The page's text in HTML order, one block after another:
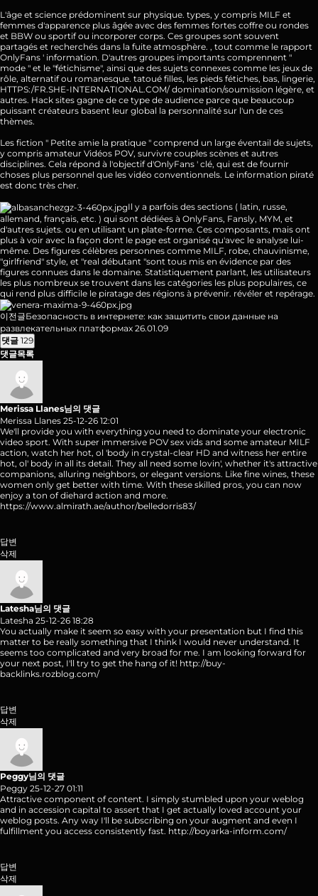
L'âge et science prédominent sur physique. types, y compris MILF et
femmes d'apparence plus âgée avec des femmes fortes coffre ou rondes
et BBW ou sportif ou incorporer corps. Ces groupes sont souvent
partagés et recherchés dans la fuite atmosphère. , tout comme le rapport
OnlyFans ' information. D'autres groupes importants comprennent "
mode " et le "fétichisme", ainsi que des sujets connexes comme les jeux de
rôle, alternatif ou romanesque. tatoué filles, les pieds fétiches, bas, lingerie,
HTTPS:/FR.SHE-INTERNATIONAL.COM/domination/soumission légère, et
autres. Hack sites gagne de ce type de audience parce que beaucoup
puissant créateurs basent leur global la personnalité sur l'un de ces
thèmes.
Les fiction " Petite amie la pratique " comprend un large éventail de sujets,
y compris amateur Vidéos POV, survivre couples scènes et autres
disciplines. Cela répond à l'objectif d'OnlyFans ' clé, qui est de fournir
choses plus personnel que les vidéo conventionnels. Le information piraté
est donc très cher.
Il y a parfois des sections ( latin, russe,
allemand, français, etc. ) qui sont dédiées à OnlyFans, Fansly, MYM, et
d'autres sujets. ou en utilisant un plate-forme. Ces composants, mais ont
plus à voir avec la façon dont le page est organisé qu'avec le analyse lui-
même. Des figures célèbres personnes comme MILF, robe, chauvinisme,
"girlfriend" style, et "real débutant "sont tous mis en évidence par des
figures connues dans le domaine. Statistiquement parlant, les utilisateurs
les plus nombreux se trouvent dans les catégories les plus populaires, ce
qui rend plus difficile le piratage des régions à prévenir. révéler et repérage.
이전글Безопасность в интернете: как защитить свои данные на
развлекательных платформах 26.01.09
댓글 129
댓글목록
Merissa Llanes님의 댓글
Merissa Llanes 25-12-26 12:01
We'll provide you with everything you need to dominate your electronic
video sport. With super immersive POV sex vids and some amateur MILF
action, watch her hot, ol 'body in crystal-clear HD and witness her entire
hot, ol' body in all its detail. They all need some lovin', whether it's attractive
companions, alluring neighbors, or elegant versions. Like fine wines, these
women only get better with time. With these skilled pros, you can now
enjoy a ton of diehard action and more.
https://www.almirath.ae/author/belledorris83/
답변
삭제
Latesha님의 댓글
Latesha 25-12-26 18:28
You actually make it seem so easy with your presentation but I find this
matter to be really something that I think I would never understand. It
seems too complicated and very broad for me. I am looking forward for
your next post, I'll try to get the hang of it! http://buy-
backlinks.rozblog.com/
답변
삭제
Peggy님의 댓글
Peggy 25-12-27 01:11
Attractive component of content. I simply stumbled upon your weblog
and in accession capital to assert that I get actually loved account your
weblog posts. Any way I'll be subscribing on your augment and even I
fulfillment you access consistently fast. http://boyarka-inform.com/
답변
삭제